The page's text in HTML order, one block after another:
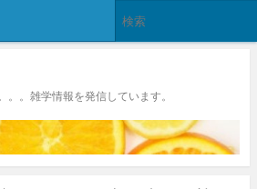
。雑学情報を発信しています。